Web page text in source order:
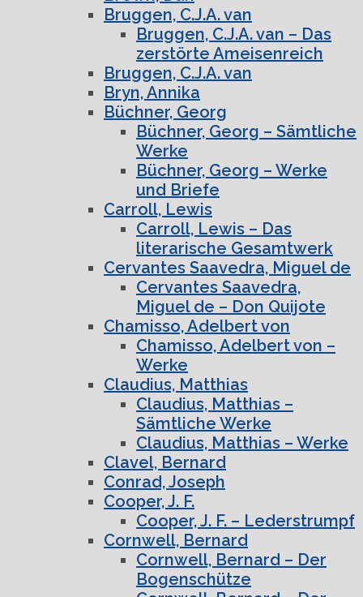
Bruggen, C.J.A. van
Bruggen, C.J.A. van – Das
zerstörte Ameisenreich
Bruggen, C.J.A. van
Bryn, Annika
Büchner, Georg
Büchner, Georg – Sämtliche
Werke
Büchner, Georg – Werke
und Briefe
Carroll, Lewis
Carroll, Lewis – Das
literarische Gesamtwerk
Cervantes Saavedra, Miguel de
Cervantes Saavedra,
Miguel de – Don Quijote
Chamisso, Adelbert von
Chamisso, Adelbert von –
Werke
Claudius, Matthias
Claudius, Matthias –
Sämtliche Werke
Claudius, Matthias – Werke
Clavel, Bernard
Conrad, Joseph
Cooper, J. F.
Cooper, J. F. – Lederstrumpf
Cornwell, Bernard
Cornwell, Bernard – Der
Bogenschütze